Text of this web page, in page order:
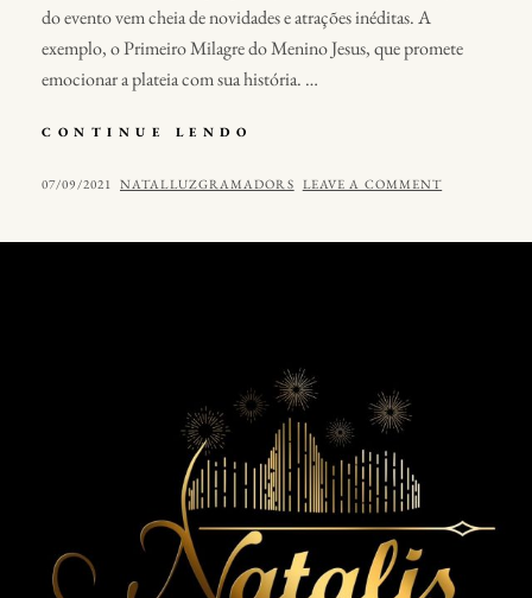
do evento vem cheia de novidades e atrações inéditas. A
exemplo, o Primeiro Milagre do Menino Jesus, que promete
emocionar a plateia com sua história. …
CONTINUE LENDO
MILAGRE
POSTED
07/09/2021 BY
NATALLUZGRAMADORS LEAVE A COMMENT